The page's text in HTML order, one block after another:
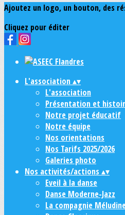
Ajoutez un logo, un bouton, des
Cliquez pour éditer
L'association▴▾
L'association
Présentation et
Notre projet éducatif
Notre équipe
Nos orientations
Nos Tarifs 2025/2026
Galeries photo
Nos activités/actions ▴▾
Eveil à la danse
Danse Moderne-Jazz
La compagnie